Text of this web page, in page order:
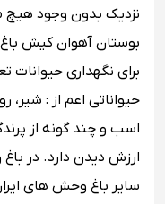
نزدیک بدون وجود هیچ
برای نگهداری حیوانات
حیواناتی اعم از : شیر،
اسب و چند گونه از
ارزش دیدن دارد. در
سایر باغ وحش ‌های